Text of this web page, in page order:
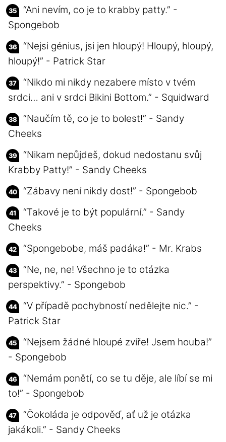
“Ani nevím, co je to krabby patty.” -
Spongebob
“Nejsi génius, jsi jen hloupý! Hloupý, hloupý,
hloupý!” - Patrick Star
“Nikdo mi nikdy nezabere místo v tvém
srdci… ani v srdci Bikini Bottom.” - Squidward
“Naučím tě, co je to bolest!” - Sandy
Cheeks
“Nikam nepůjdeš, dokud nedostanu svůj
Krabby Patty!” - Sandy Cheeks
“Zábavy není nikdy dost!” - Spongebob
“Takové je to být populární.” - Sandy
Cheeks
“Spongebobe, máš padáka!” - Mr. Krabs
“Ne, ne, ne! Všechno je to otázka
perspektivy.” - Spongebob
“V případě pochybností nedělejte nic.” -
Patrick Star
“Nejsem žádné hloupé zvíře! Jsem houba!”
- Spongebob
“Nemám ponětí, co se tu děje, ale líbí se mi
to!” - Spongebob
“Čokoláda je odpověď, ať už je otázka
jakákoli.” - Sandy Cheeks